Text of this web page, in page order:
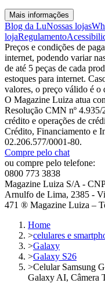
Mais informações
Blog da LuNossas lojas
lojaRegulamento
Preços e condições de
internet, podendo variar
de até 5 peças de cada
estoques para internet.
valores, o preço válido é o
O Magazine Luiza atua
Resolução CMN nº 4.935/
crédito e operações de
Crédito, Financiamento e
02.206.577/0001-80.
Compre pelo chat
ou compre pelo telefone:
0800 773 3838
Magazine Luiza S/A -
Arnulfo de Lima, 2385 -
471 ® Magazine Luiza –
Home
>celulares e
>Galaxy
>Galaxy S26
>Celular Samsung
Galaxy AI, Câmera